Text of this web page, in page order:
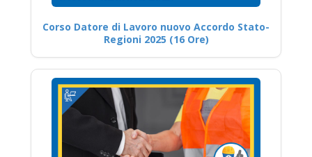
Corso Datore di Lavoro nuovo Accordo Stato-
Regioni 2025 (16 Ore)